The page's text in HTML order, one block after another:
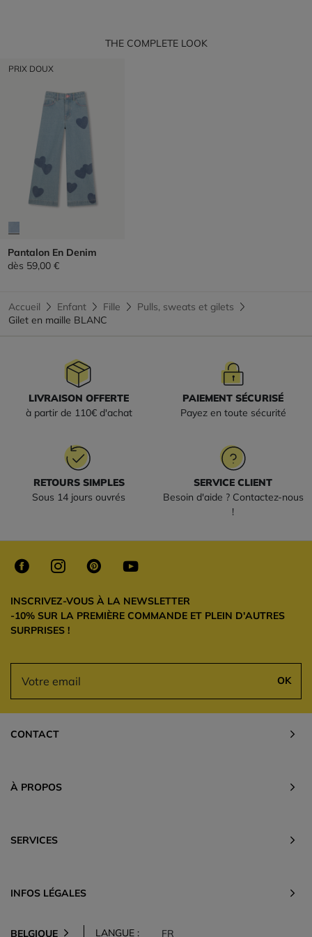
THE COMPLETE LOOK
PRIX DOUX
Pantalon En Denim
dès 59,00 €
Accueil Enfant Fille
Pulls, sweats et gilets
Gilet en maille BLANC
LIVRAISON OFFERTE
à partir de 110€ d'achat
PAIEMENT SÉCURISÉ
Payez en toute sécurité
RETOURS SIMPLES
Sous 14 jours ouvrés
SERVICE CLIENT
Besoin d'aide ? Contactez-nous
!
INSCRIVEZ-VOUS À LA NEWSLETTER
-10% SUR LA PREMIÈRE COMMANDE ET PLEIN D'AUTRES
SURPRISES !
OK
CONTACT
À PROPOS
SERVICES
INFOS LÉGALES
BELGIQUE LANGUE : FR